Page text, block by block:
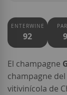
ENTERWINE
92
El champagne
champagne
vitivinícola de